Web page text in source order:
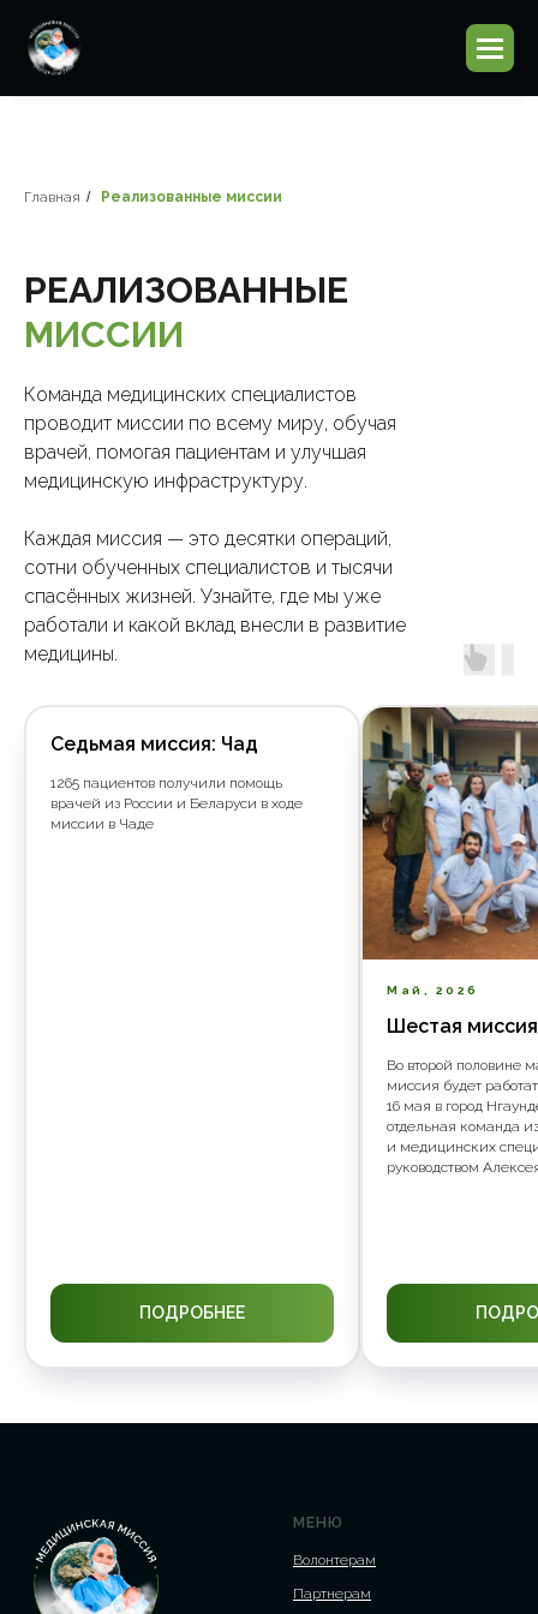
Главная / Реализованные миссии
РЕАЛИЗОВАННЫЕ
МИССИИ
Команда медицинских специалистов
проводит миссии по всему миру, обучая
врачей, помогая пациентам и улучшая
медицинскую инфраструктуру.
Каждая миссия — это десятки операций,
сотни обученных специалистов и тысячи
спасённых жизней. Узнайте, где мы уже
работали и какой вклад внесли в развитие
медицины.
Седьмая миссия: Чад
1265 пациентов получили помощь
врачей из России и Беларуси в ходе
миссии в Чаде
ПОДРОБНЕЕ
Май, 2026
Шестая
Во второй половине
миссия будет
16 мая в город
отдельная команда
и медицинских
руководством
МЕНЮ
Волонтерам
Партнерам